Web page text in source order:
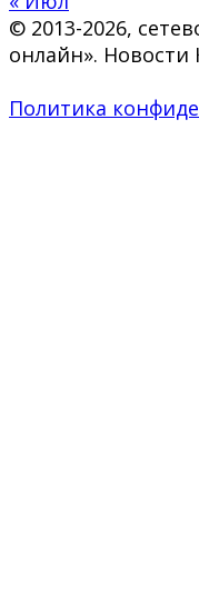
© 2013-2026,
онлайн».
Политика